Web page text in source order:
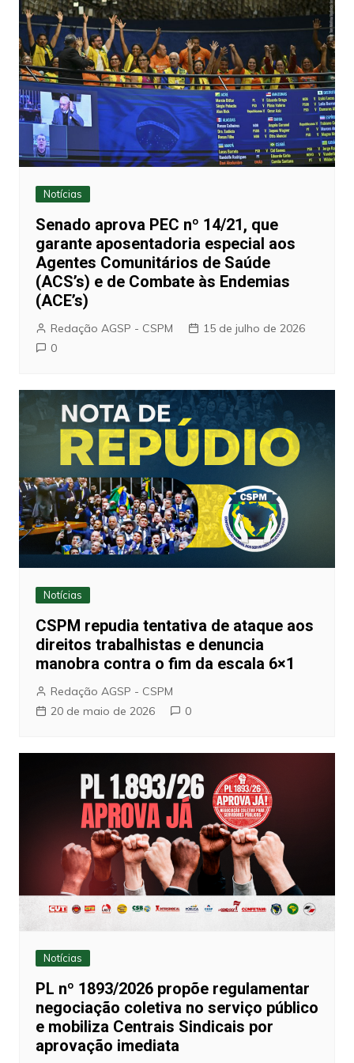
Notícias
Senado aprova PEC nº 14/21, que
garante aposentadoria especial aos
Agentes Comunitários de Saúde
(ACS’s) e de Combate às Endemias
(ACE’s)
Redação AGSP - CSPM
15 de julho de 2026
0
Notícias
CSPM repudia tentativa de ataque aos
direitos trabalhistas e denuncia
manobra contra o fim da escala 6×1
Redação AGSP - CSPM
20 de maio de 2026
0
Notícias
PL nº 1893/2026 propõe regulamentar
negociação coletiva no serviço público
e mobiliza Centrais Sindicais por
aprovação imediata